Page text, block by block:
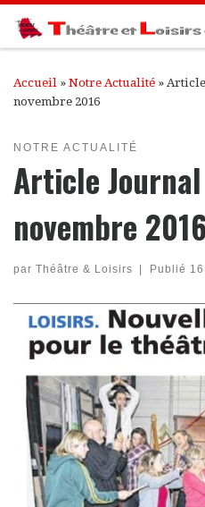
Passer au contenu
Accueil » Notre Actualité » Article
novembre 2016
NOTRE ACTUALITÉ
Article Journal
novembre 2016
par Théâtre & Loisirs | Publié